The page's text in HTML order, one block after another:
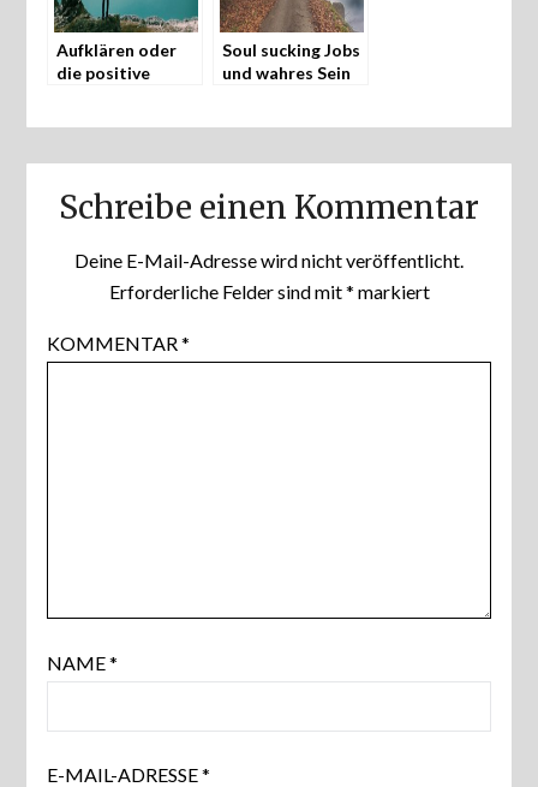
Aufklären oder
die positive
Soul sucking Jobs
und wahres Sein
Schreibe einen Kommentar
Deine E-Mail-Adresse wird nicht veröffentlicht.
Erforderliche Felder sind mit* markiert
KOMMENTAR *
NAME*
E-MAIL-ADRESSE*